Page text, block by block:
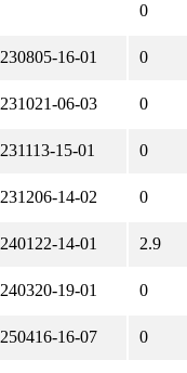
0
230805-16-01 0
231021-06-03 0
231113-15-01 0
231206-14-02 0
240122-14-01 2.9
240320-19-01 0
250416-16-07 0